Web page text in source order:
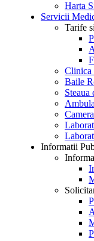
Harta
Servicii
Tarife
Clinica
Baile
Steaua
Informatii